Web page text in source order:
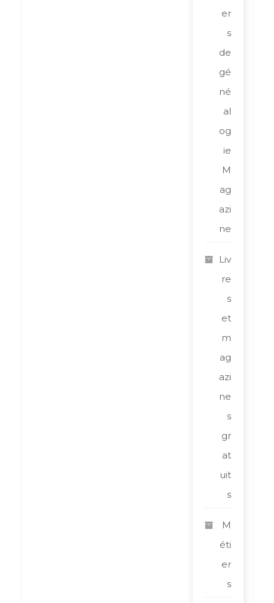
er
s
de
gé
né
al
og
ie
M
ag
azi
ne
Liv
re
s
et
m
ag
azi
ne
s
gr
at
uit
s
M
éti
er
s